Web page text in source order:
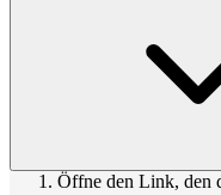
Öffne den Link, den